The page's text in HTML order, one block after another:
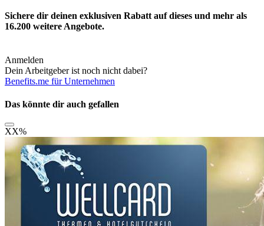
Sichere dir deinen exklusiven Rabatt auf dieses und mehr als
16.200 weitere Angebote.
Anmelden
Dein Arbeitgeber ist noch nicht dabei?
Benefits.me für Unternehmen
Das könnte dir auch gefallen
XX%